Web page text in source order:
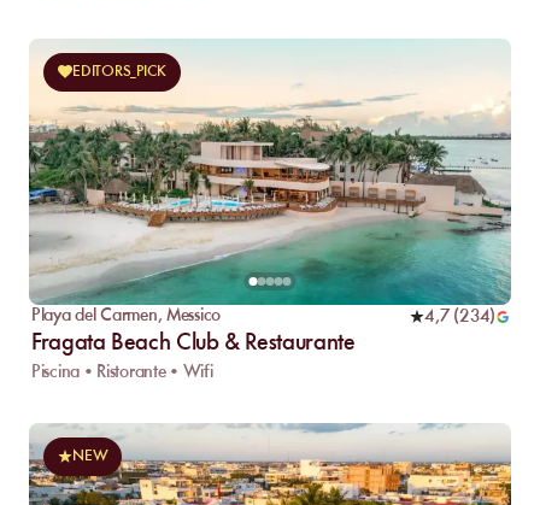
EDITORS_PICK
Playa del Carmen, Messico 4,7(234)
Fragata Beach Club & Restaurante
Piscina • Ristorante • Wifi
NEW